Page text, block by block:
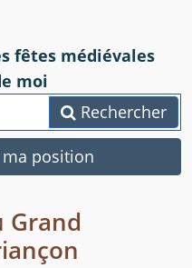
fêtes médiévales
moi
Rechercher
position
Grand